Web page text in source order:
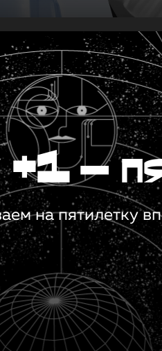
—
на пятилетку